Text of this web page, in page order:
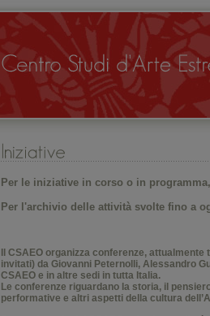
Per le iniziative in corso o in programma
Per l'archivio delle attività svolte fino a
Il CSAEO organizza conferenze,
invitati) da Giovanni Peternolli, Alessandro
CSAEO e in altre sedi in tutta Italia.
Le conferenze riguardano la storia, il
performative e altri aspetti della cultura